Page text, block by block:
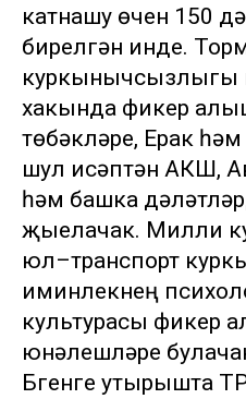
катнашу өчен 150
бирелгән инде.
куркынычсызлыгы
хакында фикер
төбәкләре, Ерак
шул исәптән АКШ,
һәм башка
җыелачак. Милли
юл–транспорт
иминлекнең
культурасы фикер
юнәлешләре
Бүгенге утырышта